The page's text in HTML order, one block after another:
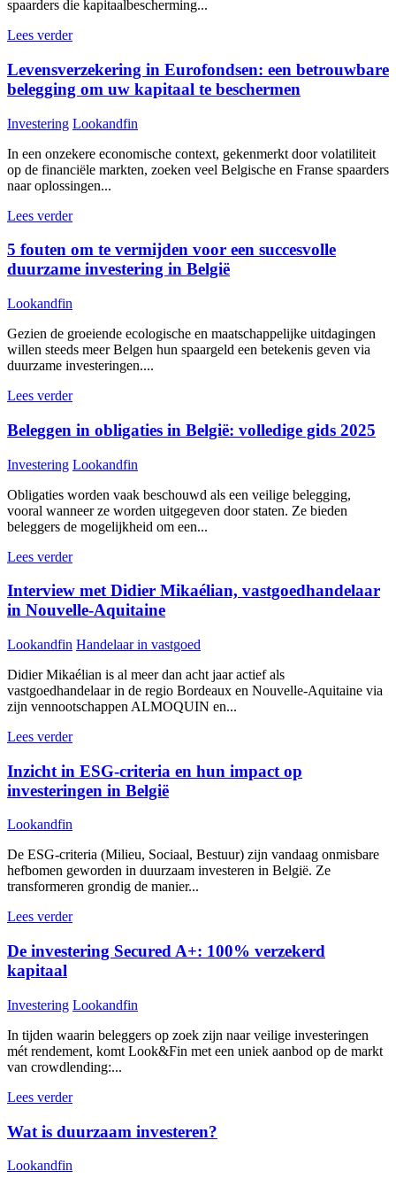
spaarders die kapitaalbescherming...
Lees verder
Levensverzekering in Eurofondsen: een betrouwbare
belegging om uw kapitaal te beschermen
Investering Lookandfin
In een onzekere economische context, gekenmerkt door volatiliteit
op de financiële markten, zoeken veel Belgische en Franse spaarders
naar oplossingen...
Lees verder
5 fouten om te vermijden voor een succesvolle
duurzame investering in België
Lookandfin
Gezien de groeiende ecologische en maatschappelijke uitdagingen
willen steeds meer Belgen hun spaargeld een betekenis geven via
duurzame investeringen....
Lees verder
Beleggen in obligaties in België: volledige gids 2025
Investering Lookandfin
Obligaties worden vaak beschouwd als een veilige belegging,
vooral wanneer ze worden uitgegeven door staten. Ze bieden
beleggers de mogelijkheid om een...
Lees verder
Interview met Didier Mikaélian, vastgoedhandelaar
in Nouvelle-Aquitaine
Lookandfin Handelaar in vastgoed
Didier Mikaélian is al meer dan acht jaar actief als
vastgoedhandelaar in de regio Bordeaux en Nouvelle-Aquitaine via
zijn vennootschappen ALMOQUIN en...
Lees verder
Inzicht in ESG-criteria en hun impact op
investeringen in België
Lookandfin
De ESG-criteria (Milieu, Sociaal, Bestuur) zijn vandaag onmisbare
hefbomen geworden in duurzaam investeren in België. Ze
transformeren grondig de manier...
Lees verder
De investering Secured A+: 100% verzekerd
kapitaal
Investering Lookandfin
In tijden waarin beleggers op zoek zijn naar veilige investeringen
mét rendement, komt Look&Fin met een uniek aanbod op de markt
van crowdlending:...
Lees verder
Wat is duurzaam investeren?
Lookandfin